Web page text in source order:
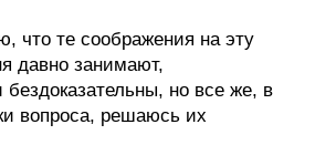
что те соображения на эту
давно занимают,
но все же, в
вопроса, решаюсь их